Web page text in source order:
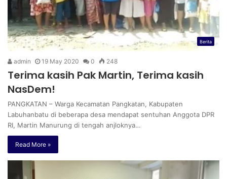
Berita
admin 19 May 2020 0 248
Terima kasih Pak Martin, Terima kasih
NasDem!
PANGKATAN – Warga Kecamatan Pangkatan, Kabupaten
Labuhanbatu di beberapa desa mendapat sentuhan Anggota DPR
RI, Martin Manurung di tengah anjloknya…
Read More »